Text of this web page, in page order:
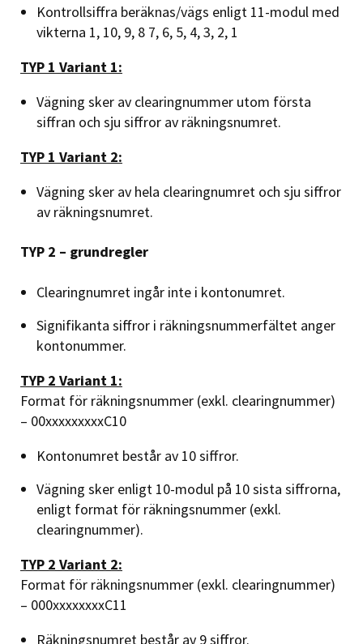
Kontrollsiffra beräknas/vägs enligt 11-modul med
vikterna 1, 10, 9, 8 7, 6, 5, 4, 3, 2, 1
TYP 1 Variant 1:
Vägning sker av clearingnummer utom första
siffran och sju siffror av räkningsnumret.
TYP 1 Variant 2:
Vägning sker av hela clearingnumret och sju siffror
av räkningsnumret.
TYP 2 – grundregler
Clearingnumret ingår inte i kontonumret.
Signifikanta siffror i räkningsnummerfältet anger
kontonummer.
TYP 2 Variant 1:
Format för räkningsnummer (exkl. clearingnummer)
– 00xxxxxxxxxC10
Kontonumret består av 10 siffror.
Vägning sker enligt 10-modul på 10 sista siffrorna,
enligt format för räkningsnummer (exkl.
clearingnummer).
TYP 2 Variant 2:
Format för räkningsnummer (exkl. clearingnummer)
– 000xxxxxxxxC11
Räkningsnumret består av 9 siffror.